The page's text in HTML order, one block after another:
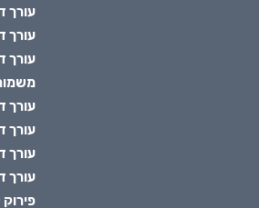
עורך
עורך
עורך
עורך
עורך
עורך
עורך